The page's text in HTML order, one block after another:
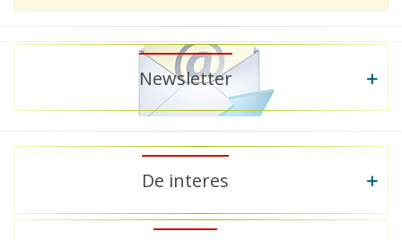
Newsletter
De interes